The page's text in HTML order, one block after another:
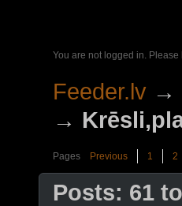
You are not logged in. Please
Feeder.lv →
→
Pages Previous 1 2
Posts: 61